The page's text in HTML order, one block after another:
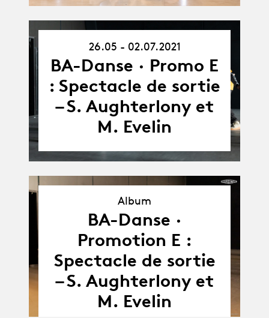
26.05.21
-
02.07.21
26.05 - 02.07.2021
BA-Danse · Promo E
: Spectacle de sortie
– S. Aughterlony et
M. Evelin
Album
BA-Danse ·
Promotion E :
Spectacle de sortie
– S. Aughterlony et
M. Evelin